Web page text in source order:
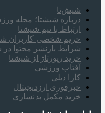
شیش‌تا
درباره شیشتا؛ مجله
ارتباط با تیم شیشتا
حریم شخصی کاربران
شرایط بازنشر محتوا در
خرید رپورتاژ از شیشتا
آفتاب ورزشی
کارا دیلی
خبرفوری ارزدیجیتال
خرید مکمل بدنسازی